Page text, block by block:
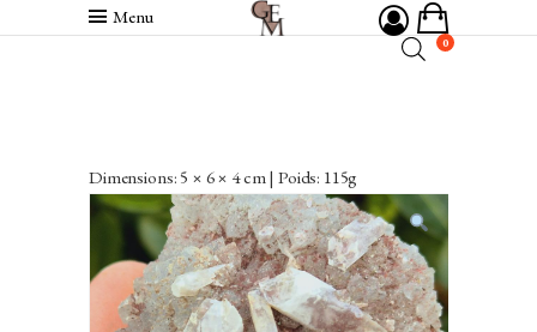
Menu
0
Dimensions: 5 × 6 × 4 cm | Poids: 115g